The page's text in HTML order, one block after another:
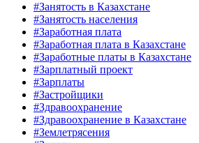
#Занятость в Казахстане
#Занятость населения
#Заработная плата
#Заработная плата в Казахстане
#Заработные платы в Казахстане
#Зарплатный проект
#Зарплаты
#Застройщики
#Здравоохранение
#Здравоохранение в Казахстане
#Землетрясения